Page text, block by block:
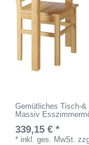
Gemütliches Tisch-
Massiv
339,15 € *
* inkl. ges. MwSt.